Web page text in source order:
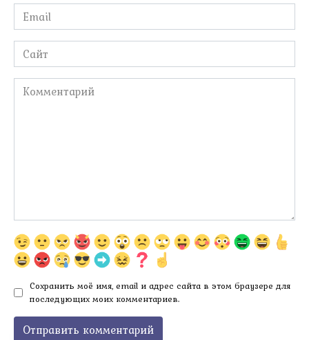
Email
*
Сайт
Комментарий
Сохранить моё имя, email и адрес сайта в этом браузере для
последующих моих комментариев.